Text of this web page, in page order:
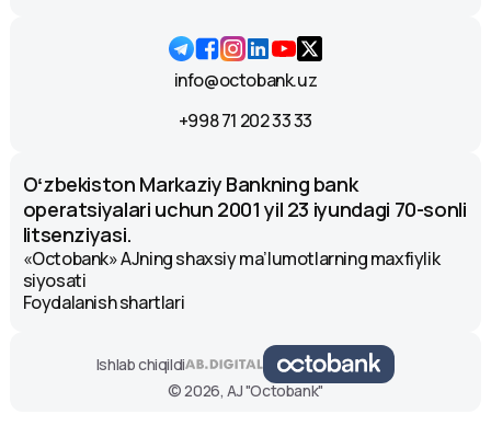
info@octobank.uz
+998 71 202 33 33
Oʻzbekiston Markaziy Bankning bank
operatsiyalari uchun 2001 yil 23 iyundagi 70-sonli
litsenziyasi.
«Octobank» AJning shaxsiy ma’lumotlarning maxfiylik
siyosati
Foydalanish shartlari
Ishlab chiqildi
© 2026, AJ "Octobank"